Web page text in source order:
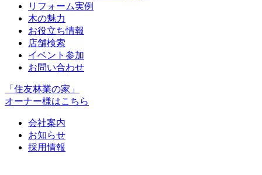
リフォーム実例
木の魅力
お役立ち情報
店舗検索
イベント参加
お問い合わせ
「住友林業の家」
オーナー様はこちら
会社案内
お知らせ
採用情報